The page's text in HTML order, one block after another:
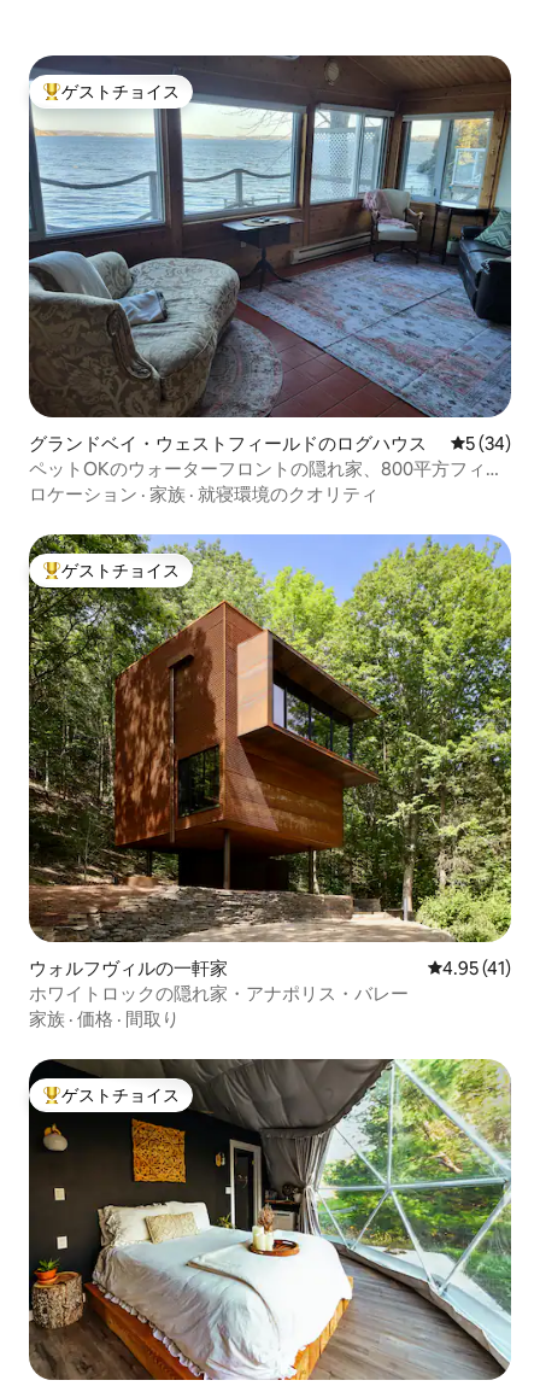
大好評のゲストチョイスです。
ゲストチョイス
グランドベイ・ウェストフィールドのログハウス レビュー
5 (34)
ペットOKのウォーターフロントの隠れ家、800平方フィー
ト、キングサイズベッド
ロケーション · 家族 · 就寝環境のクオリティ
大好評のゲストチョイスです。
ゲストチョイス
ウォルフヴィルの一軒家 レビュー41
4.95 (41)
ホワイトロックの隠れ家・アナポリス・バレー
家族 · 価格 · 間取り
大好評のゲストチョイスです。
ゲストチョイス